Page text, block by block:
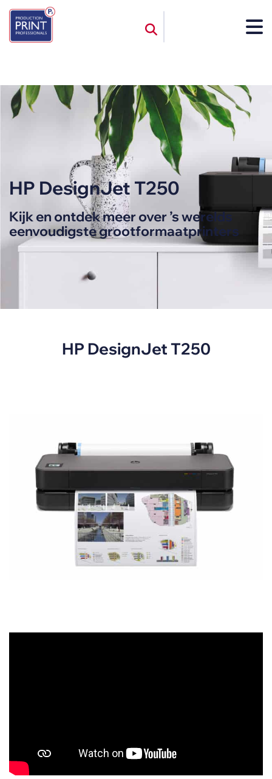
HP DesignJet T250
Kijk en ontdek meer over ’s werelds
eenvoudigste grootformaatprinters
HP DesignJet T250